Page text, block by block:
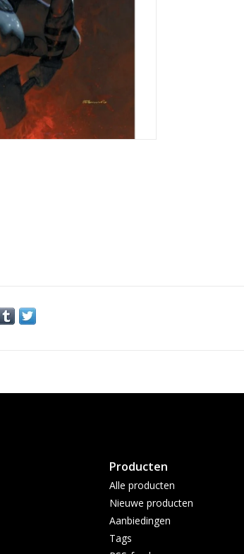
Producten
Alle producten
Nieuwe producten
Aanbiedingen
Tags